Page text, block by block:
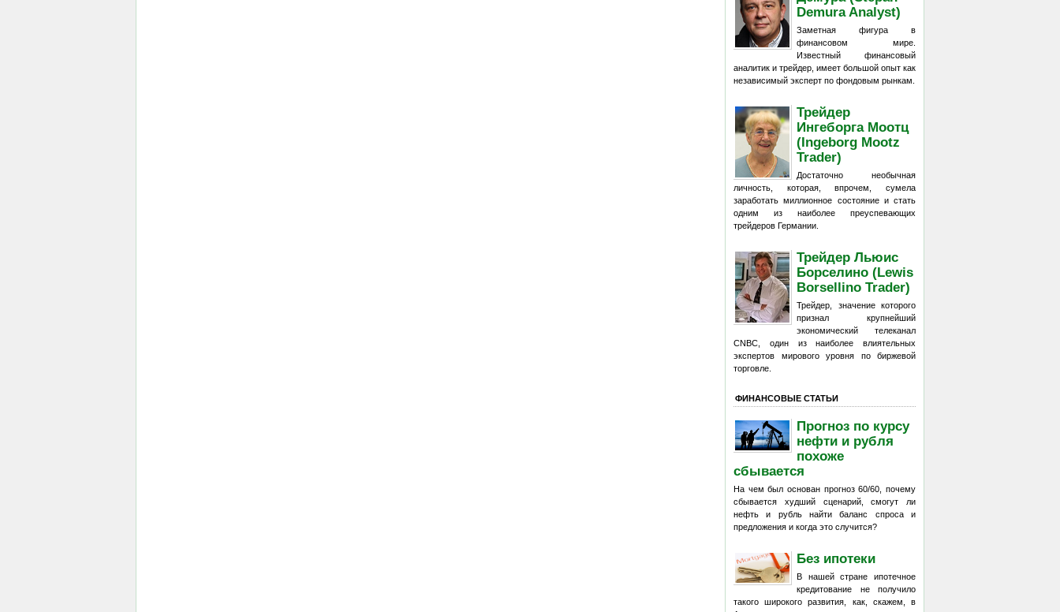
Demura Analyst)
Заметная фигура в
финансовом мире.
Известный финансовый
аналитик и трейдер, имеет большой опыт как
независимый эксперт по фондовым рынкам.
Трейдер
Ингеборга Моотц
(Ingeborg Mootz
Trader)
Достаточно необычная
личность, которая, впрочем, сумела
заработать миллионное состояние и стать
одним из наиболее преуспевающих
трейдеров Германии.
Трейдер Льюис
Борселино (Lewis
Borsellino Trader)
Трейдер, значение которого
признал крупнейший
экономический телеканал
CNBC, один из наиболее влиятельных
экспертов мирового уровня по биржевой
торговле.
ФИНАНСОВЫЕ СТАТЬИ
Прогноз по курсу
нефти и рубля
похоже
сбывается
На чем был основан прогноз 60/60, почему
сбывается худший сценарий, смогут ли
нефть и рубль найти баланс спроса и
предложения и когда это случится?
Без ипотеки
В нашей стране ипотечное
кредитование не получило
такого широкого развития, как, скажем, в